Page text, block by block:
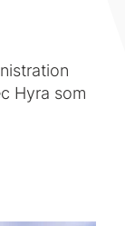
Hyra som